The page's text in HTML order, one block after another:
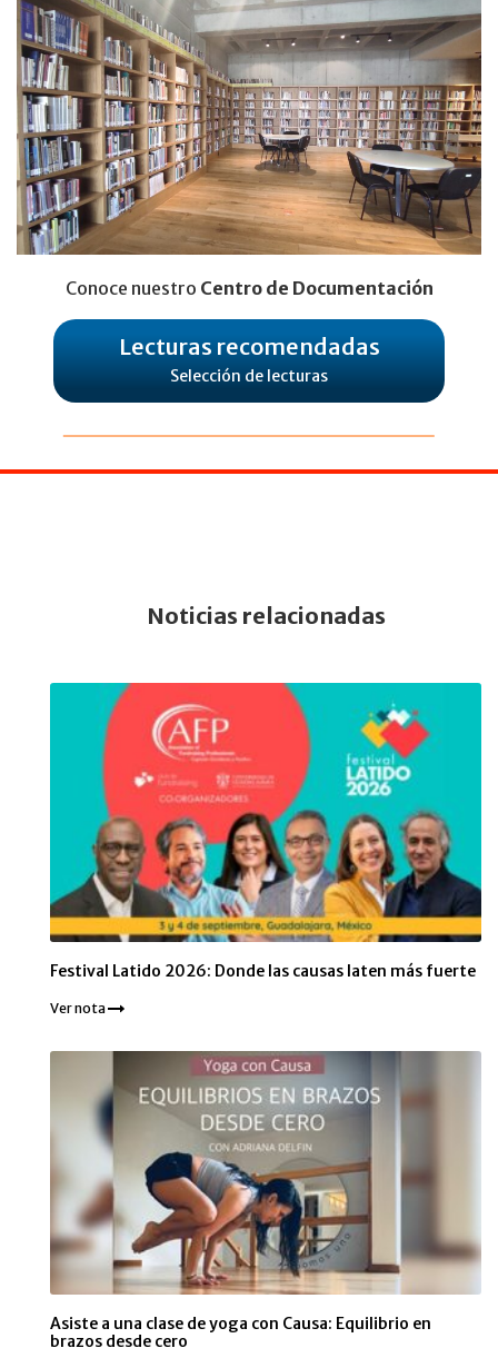
Conoce nuestro Centro de Documentación
Lecturas recomendadas
Selección de lecturas
Noticias relacionadas
Festival Latido 2026: Donde las causas laten más fuerte
Ver nota
Asiste a una clase de yoga con Causa: Equilibrio en
brazos desde cero